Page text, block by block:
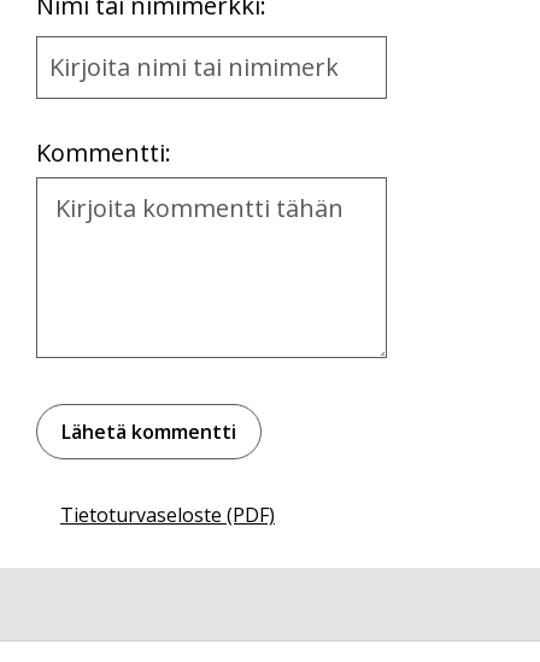
Name
and
Kommentti:
Kommentti
Tietoturvaseloste (PDF)